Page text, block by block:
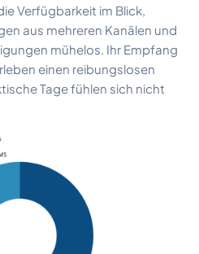
Verfügbarkeit im Blick,
aus mehreren Kanälen und
mühelos. Ihr Empfang
einen reibungslosen
Tage fühlen sich nicht